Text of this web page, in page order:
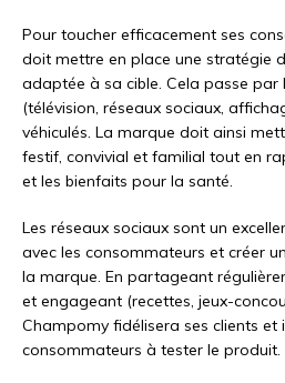
Pour toucher efficacement ses
doit mettre en place une stratégie
adaptée à sa cible. Cela passe par
(télévision, réseaux sociaux,
véhiculés. La marque doit ainsi
festif, convivial et familial tout en
et les bienfaits pour la santé.
Les réseaux sociaux sont un
avec les consommateurs et créer
la marque. En partageant
et engageant (recettes, jeux-
Champomy fidélisera ses clients et
consommateurs à tester le produit.